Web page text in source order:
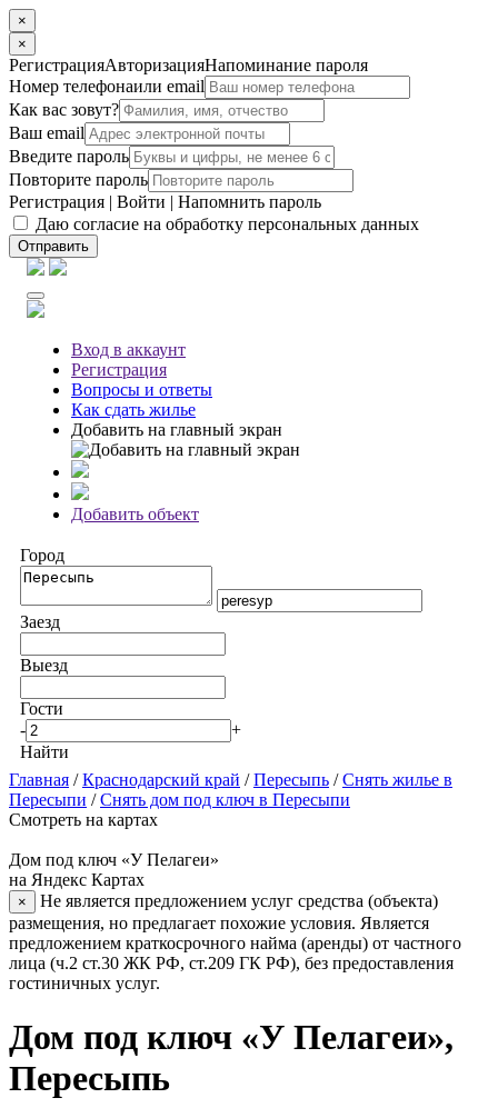
×
×
РегистрацияАвторизацияНапоминание пароля
Номер телефонаили email
Как вас зовут?
Ваш email
Введите пароль
Повторите пароль
Регистрация | Войти | Напомнить пароль
Даю согласие на обработку персональных данных
Отправить
Вход в аккаунт
Регистрация
Вопросы и ответы
Как сдать жилье
Добавить на главный экран
Добавить объект
Город
Заезд
Выезд
Гости
-
+
Найти
Главная /Краснодарский край /Пересыпь /Снять жилье в
Пересыпи /Снять дом под ключ в Пересыпи
Смотреть на картах
Дом под ключ «У Пелагеи»
на Яндекс Картах
×
Не является предложением услуг средства (объекта)
размещения, но предлагает похожие условия. Является
предложением краткосрочного найма (аренды) от частного
лица (ч.2 ст.30 ЖК РФ, ст.209 ГК РФ), без предоставления
гостиничных услуг.
Дом под ключ «У Пелагеи»,
Пересыпь